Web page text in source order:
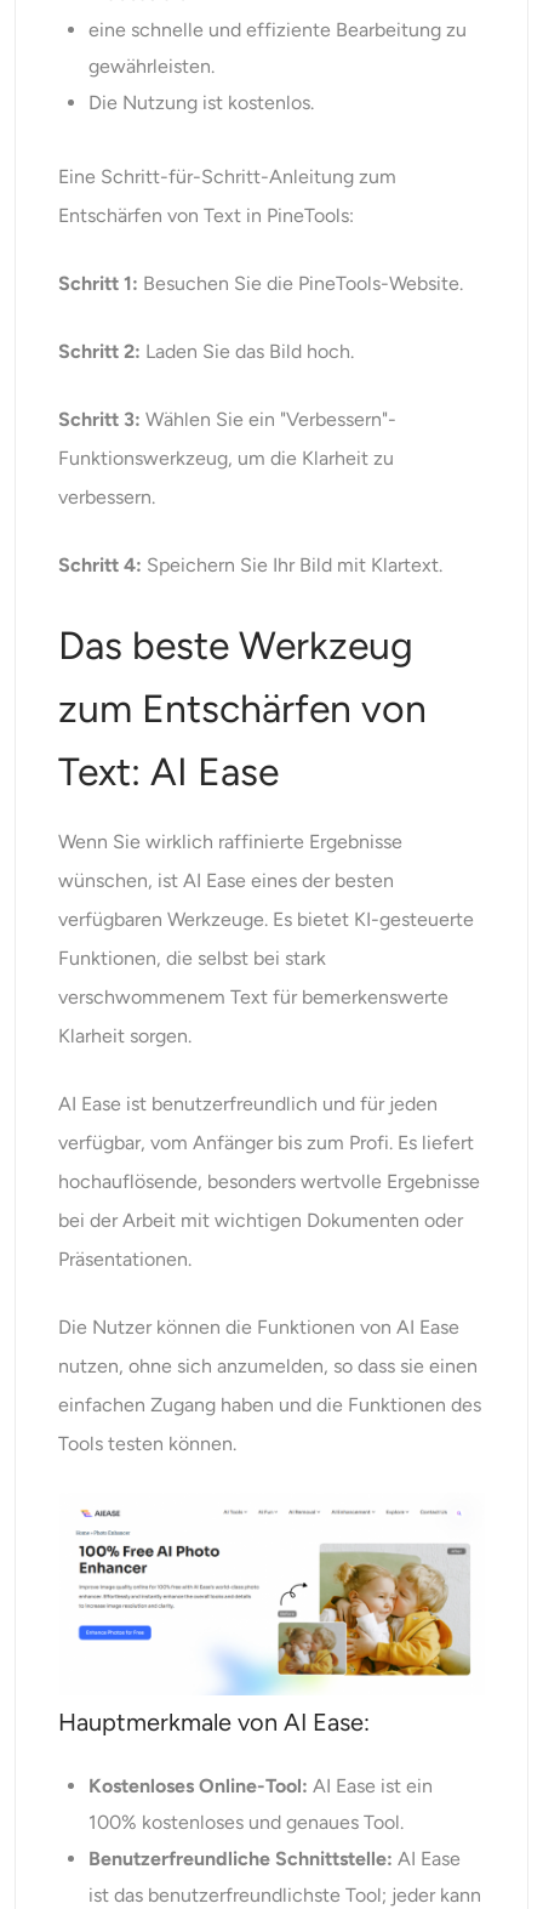
eine schnelle und effiziente Bearbeitung zu
gewährleisten.
Die Nutzung ist kostenlos.
Eine Schritt-für-Schritt-Anleitung zum
Entschärfen von Text in PineTools:
Schritt 1: Besuchen Sie die PineTools-Website.
Schritt 2: Laden Sie das Bild hoch.
Schritt 3: Wählen Sie ein "Verbessern"-
Funktionswerkzeug, um die Klarheit zu
verbessern.
Schritt 4: Speichern Sie Ihr Bild mit Klartext.
Das beste Werkzeug
zum Entschärfen von
Text: AI Ease
Wenn Sie wirklich raffinierte Ergebnisse
wünschen, istAI Easeeines der besten
verfügbaren Werkzeuge. Es bietet KI-gesteuerte
Funktionen, die selbst bei stark
verschwommenem Text für bemerkenswerte
Klarheit sorgen.
AI Ease ist benutzerfreundlich und für jeden
verfügbar, vom Anfänger bis zum Profi. Es liefert
hochauflösende, besonders wertvolle Ergebnisse
bei der Arbeit mit wichtigen Dokumenten oder
Präsentationen.
Die Nutzer können die Funktionen von AI Ease
nutzen, ohne sich anzumelden, so dass sie einen
einfachen Zugang haben und die Funktionen des
Tools testen können.
Hauptmerkmale von AI Ease:
Kostenloses Online-Tool: AI Ease ist ein
100% kostenloses und genaues Tool.
Benutzerfreundliche Schnittstelle: AI Ease
ist das benutzerfreundlichste Tool; jeder kann